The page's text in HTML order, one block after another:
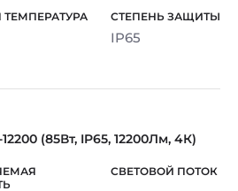
IP65
(85Вт, IP65, 12200Лм, 4К)